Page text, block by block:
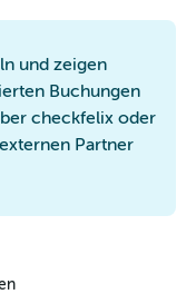
und zeigen
Buchungen
checkfelix oder
Partner